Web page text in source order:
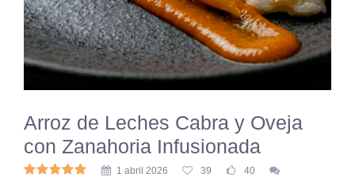
Arroz de Leches Cabra y Oveja
con Zanahoria Infusionada
1 abril 2026 39
40